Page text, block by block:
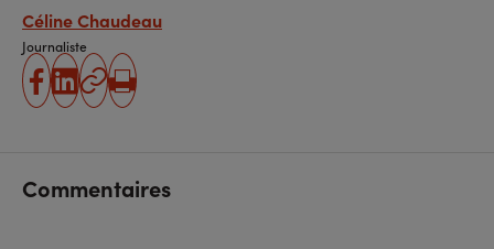
Céline Chaudeau
Journaliste
partager
partager
Copier
Imprimer
Commentaires